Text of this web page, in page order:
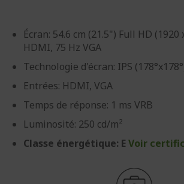
Écran: 54.6 cm (21.5") Full HD (1920
HDMI, 75 Hz VGA
Technologie d'écran: IPS
Entrées: HDMI, VGA
Temps de réponse: 1 ms VRB
Luminosité: 250 cd/m²
Classe énergétique: E Voir